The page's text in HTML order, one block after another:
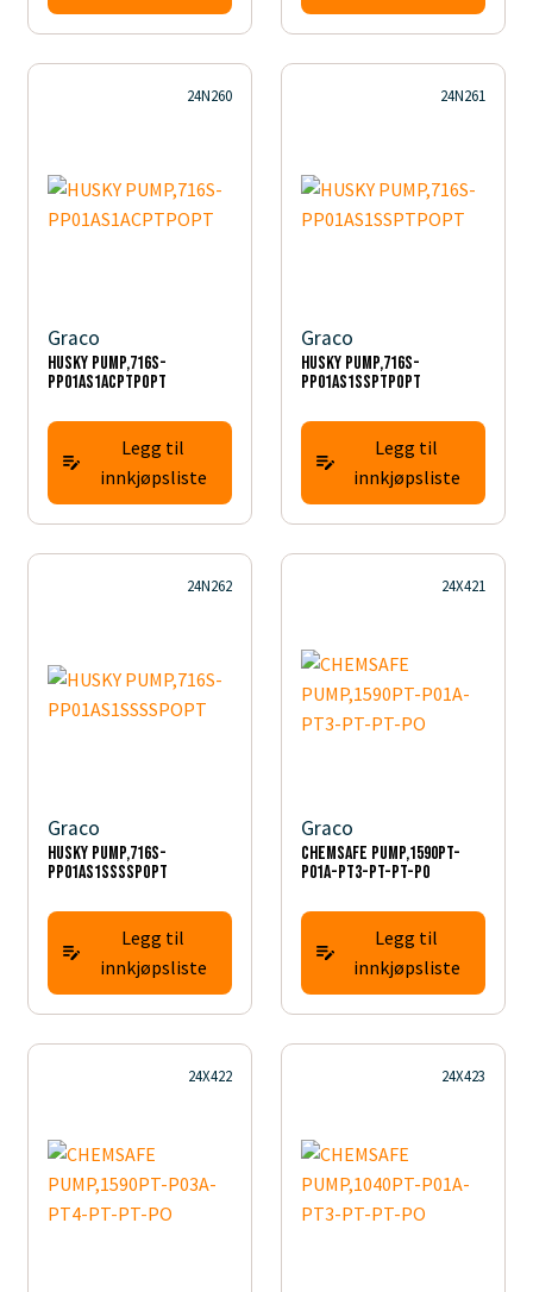
24N260
Graco
HUSKY PUMP,716S-
PP01AS1ACPTPOPT
Legg til
innkjøpsliste
24N261
Graco
HUSKY PUMP,716S-
PP01AS1SSPTPOPT
Legg til
innkjøpsliste
24N262
Graco
HUSKY PUMP,716S-
PP01AS1SSSSPOPT
Legg til
innkjøpsliste
24X421
Graco
CHEMSAFE PUMP,1590PT-
P01A-PT3-PT-PT-PO
Legg til
innkjøpsliste
24X422 24X423